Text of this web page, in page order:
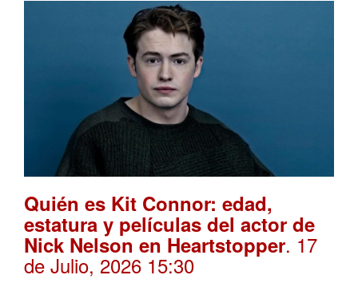
Quién es Kit Connor: edad,
estatura y películas del actor de
Nick Nelson en Heartstopper. 17
de Julio, 2026 15:30